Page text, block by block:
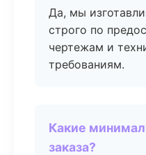
Да, мы
строго по
чертежам и
требованиям.
Какие
заказа?